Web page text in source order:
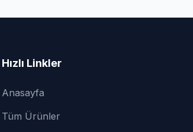
Hızlı Linkler
Anasayfa
Tüm Ürünler